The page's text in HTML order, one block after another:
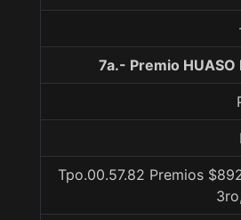
7a.- Premio
Tpo.00.57.82 Premios